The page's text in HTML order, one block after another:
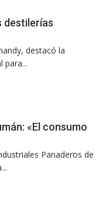
destilerías
destacó la
para...
«El consumo
Panaderos de